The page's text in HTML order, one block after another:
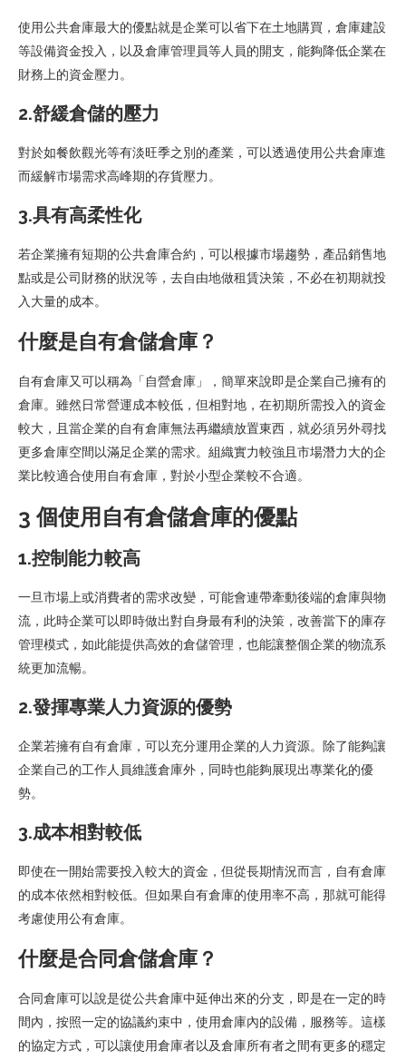
使用公共倉庫最大的優點就是企業可以省下在土地購買，倉庫建設
等設備資金投入，以及倉庫管理員等人員的開支，能夠降低企業在
財務上的資金壓力。
2.舒緩倉儲的壓力
對於如餐飲觀​​光等有淡旺季之別的產業，可以透過使用公共倉庫進
而緩解市場需求高峰期的存貨壓力。
3.具有高柔性化
若企業擁有短期的公共倉庫合約，可以根據市場趨勢，產品銷售地
點或是公司財務的狀況等，去自由地做租賃決策，不必在初期就投
入大量的成本。
什麼是自有倉儲倉庫？
自有倉庫又可以稱為「自營倉庫」，簡單來說即是企業自己擁有的
倉庫。雖然日常營運成本較低，但相對地，在初期所需投入的資金
較大，且當企業的自有倉庫無法再繼續放置東西，就必須另外尋找
更多倉庫空間以滿足企業的需求。組織實力較強且市場潛力大的企
業比較適合使用自有倉庫，對於小型企業較不合適。
3 個使用自有倉儲倉庫的優點
1.控制能力較高
一旦市場上或消費者的需求改變，可能會連帶牽動後端的倉庫與物
流，此時企業可以即時做出對自身最有利的決策，改善當下的庫存
管理模式，如此能提供高效的倉儲管理，也能讓整個企業的物流系
統更加流暢。
2.發揮專業人力資源的優勢
企業若擁有自有倉庫，可以充分運用企業的人力資源。除了能夠讓
企業自己的工作人員維護倉庫外，同時也能夠展現出專業化的優
勢。
3.成本相對較低
即使在一開始需要投入較大的資金，但從長期情況而言，自有倉庫
的成本依然相對較低。但如果自有倉庫的使用率不高，那就可能得
考慮使用公有倉庫。
什麼是合同倉儲倉庫？
合同倉庫可以說是從公共倉庫中延伸出來的分支，即是在一定的時
間內，按照一定的協議約束中，使用倉庫內的設備，服務等。這樣
的協定方式，可以讓使用倉庫者以及倉庫所有者之間有更多的穩定